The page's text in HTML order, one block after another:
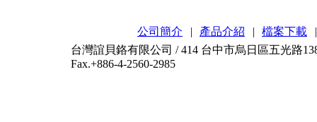
公司簡介 | 產品介紹 | 檔案下載
|
台灣誼貝鉻有限公司 / 414 台中市烏日區五光路
Fax.+886-4-2560-2985